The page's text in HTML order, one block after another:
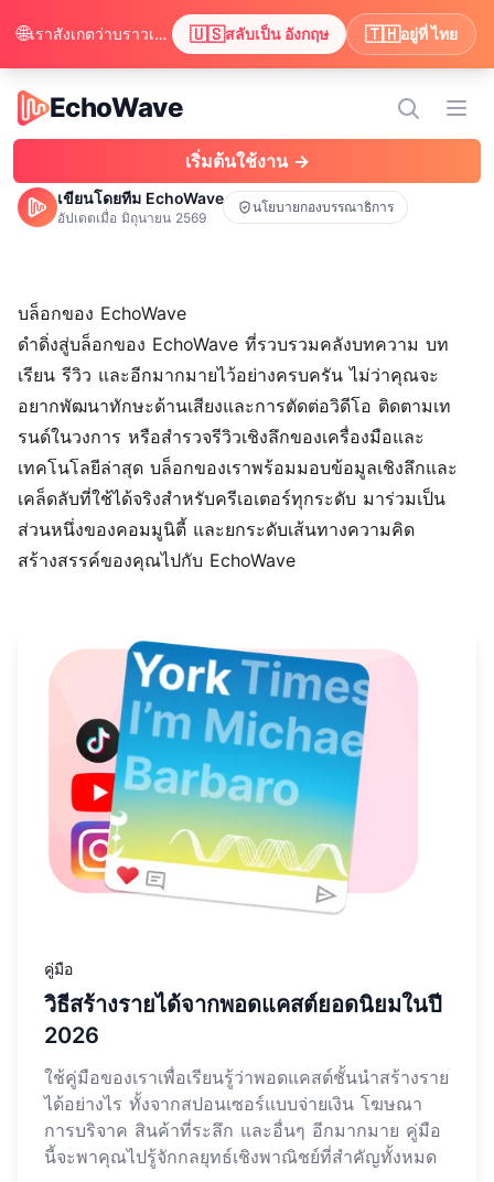
EchoWave
EchoWave
เปิด
เริ่มต้นใช้งาน →
เขียนโดยทีม EchoWave
อัปเดตเมื่อ มิถุนายน 2569
นโยบายกองบรรณาธิการ
บล็อกของ EchoWave
ดำดิ่งสู่บล็อกของ EchoWave ที่รวบรวมคลังบทความ บท
เรียน รีวิว และอีกมากมายไว้อย่างครบครัน ไม่ว่าคุณจะ
อยากพัฒนาทักษะด้านเสียงและการตัดต่อวิดีโอ ติดตามเท
รนด์ในวงการ หรือสำรวจรีวิวเชิงลึกของเครื่องมือและ
เทคโนโลยีล่าสุด บล็อกของเราพร้อมมอบข้อมูลเชิงลึกและ
เคล็ดลับที่ใช้ได้จริงสำหรับครีเอเตอร์ทุกระดับ มาร่วมเป็น
ส่วนหนึ่งของคอมมูนิตี้ และยกระดับเส้นทางความคิด
สร้างสรรค์ของคุณไปกับ EchoWave
คู่มือ
วิธีสร้างรายได้จากพอดแคสต์ยอดนิยมในปี
2026
ใช้คู่มือของเราเพื่อเรียนรู้ว่าพอดแคสต์ชั้นนำสร้างราย
ได้อย่างไร ทั้งจากสปอนเซอร์แบบจ่ายเงิน โฆษณา
การบริจาค สินค้าที่ระลึก และอื่นๆ อีกมากมาย คู่มือ
นี้จะพาคุณไปรู้จักกลยุทธ์เชิงพาณิชย์ที่สำคัญทั้งหมด
อ่านเพิ่มเติมเกี่ยวกับ วิธีสร้างรายได้จากพอดแคสต์ยอดนิยมใน
🌐 เราสังเกตว่าบราวเซอร์ของคุณตั้งค่าไว้เป็น อังกฤษ ต้องการสลับเพื่อดูเนื้อหาเป็น อังกฤษ หรือไม่? 🇺🇸สลับเป็น อังกฤษ 🇹🇭อยู่ที่ ไทย